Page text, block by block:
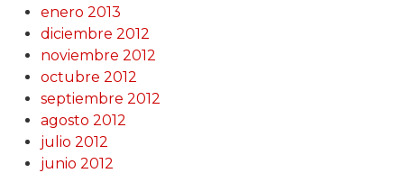
enero 2013
diciembre 2012
noviembre 2012
octubre 2012
septiembre 2012
agosto 2012
julio 2012
junio 2012